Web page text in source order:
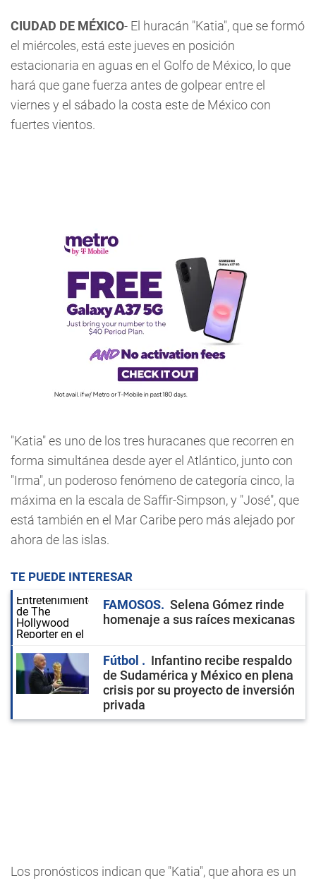
CIUDAD DE MÉXICO- El huracán "Katia", que se formó
el miércoles, está este jueves en posición
estacionaria en aguas en el Golfo de México, lo que
hará que gane fuerza antes de golpear entre el
viernes y el sábado la costa este de México con
fuertes vientos.
"Katia" es uno de los tres huracanes que recorren en
forma simultánea desde ayer el Atlántico, junto con
"Irma", un poderoso fenómeno de categoría cinco, la
máxima en la escala de Saffir-Simpson, y "José", que
está también en el Mar Caribe pero más alejado por
ahora de las islas.
TE PUEDE INTERESAR
FAMOSOS
Selena Gómez rinde
homenaje a sus raíces mexicanas
Fútbol
Infantino recibe respaldo
de Sudamérica y México en plena
crisis por su proyecto de inversión
privada
Los pronósticos indican que "Katia", que ahora es un